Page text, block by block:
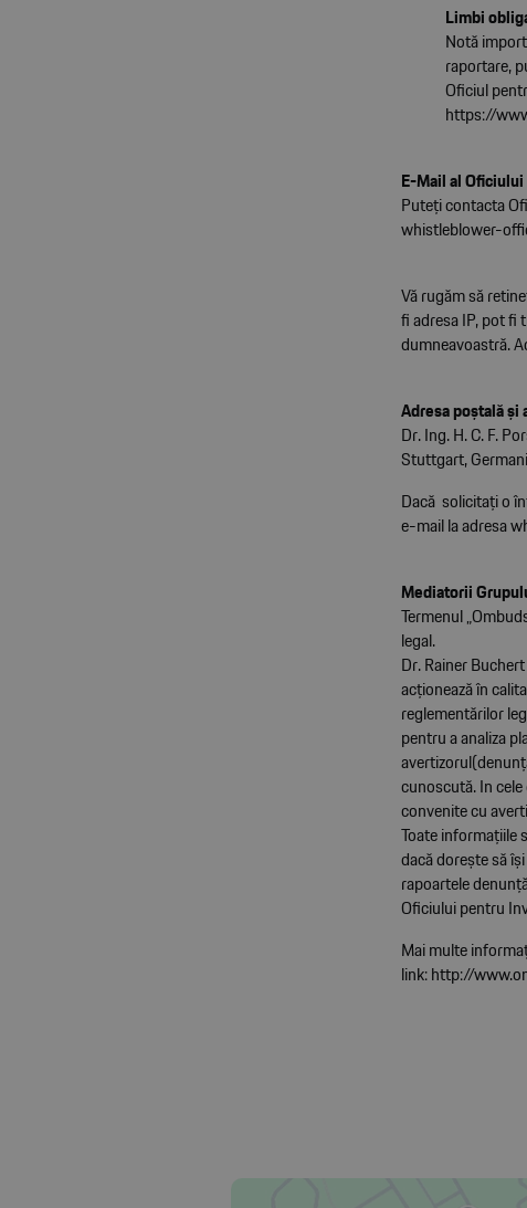
Limbi
Notă
raportare,
Oficiul
https://
E-Mail al
Puteţi contacta
whistleblower-
Vă rugăm să
fi adresa IP, pot fi
dumneavoastră.
Adresa poştală şi
Dr. Ing. H. C. F.
Stuttgart,
Dacă solicitaţi o
e-mail la adresa
Mediatorii
Termenul
legal.
Dr. Rainer
acţionează în
reglementărilor
pentru a analiza
cunoscută. In
convenite cu
Toate informaţiile
dacă doreşte să
rapoartele
Oficiului pentru
Mai multe
link:http://